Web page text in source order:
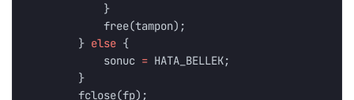
}
free(tampon);
} else {
sonuc = HATA_BELLEK;
}
fclose(fp);